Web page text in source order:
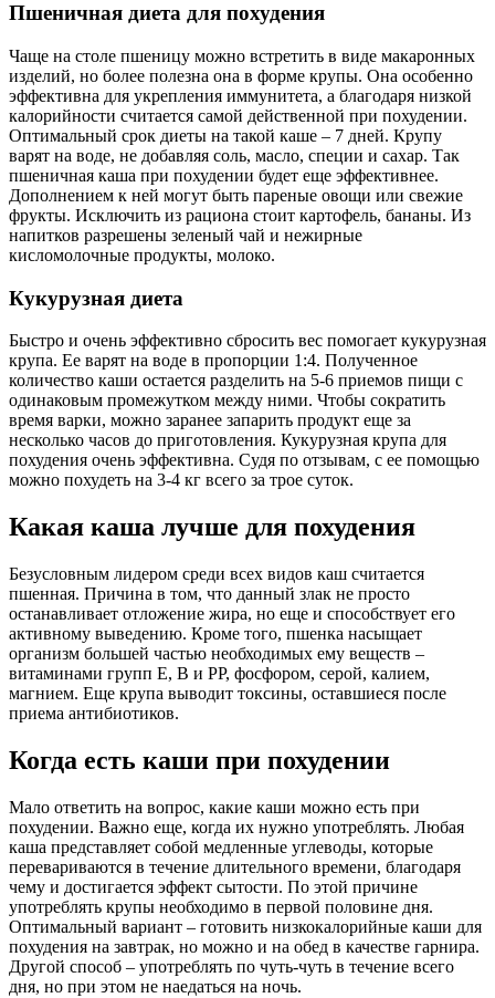
Пшеничная диета для похудения
Чаще на столе пшеницу можно встретить в виде макаронных
изделий, но более полезна она в форме крупы. Она особенно
эффективна для укрепления иммунитета, а благодаря низкой
калорийности считается самой действенной при похудении.
Оптимальный срок диеты на такой каше – 7 дней. Крупу
варят на воде, не добавляя соль, масло, специи и сахар. Так
пшеничная каша при похудении будет еще эффективнее.
Дополнением к ней могут быть пареные овощи или свежие
фрукты. Исключить из рациона стоит картофель, бананы. Из
напитков разрешены зеленый чай и нежирные
кисломолочные продукты, молоко.
Кукурузная диета
Быстро и очень эффективно сбросить вес помогает кукурузная
крупа. Ее варят на воде в пропорции 1:4. Полученное
количество каши остается разделить на 5-6 приемов пищи с
одинаковым промежутком между ними. Чтобы сократить
время варки, можно заранее запарить продукт еще за
несколько часов до приготовления. Кукурузная крупа для
похудения очень эффективна. Судя по отзывам, с ее помощью
можно похудеть на 3-4 кг всего за трое суток.
Какая каша лучше для похудения
Безусловным лидером среди всех видов каш считается
пшенная. Причина в том, что данный злак не просто
останавливает отложение жира, но еще и способствует его
активному выведению. Кроме того, пшенка насыщает
организм большей частью необходимых ему веществ –
витаминами групп Е, В и РР, фосфором, серой, калием,
магнием. Еще крупа выводит токсины, оставшиеся после
приема антибиотиков.
Когда есть каши при похудении
Мало ответить на вопрос, какие каши можно есть при
похудении. Важно еще, когда их нужно употреблять. Любая
каша представляет собой медленные углеводы, которые
перевариваются в течение длительного времени, благодаря
чему и достигается эффект сытости. По этой причине
употреблять крупы необходимо в первой половине дня.
Оптимальный вариант – готовить низкокалорийные каши для
похудения на завтрак, но можно и на обед в качестве гарнира.
Другой способ – употреблять по чуть-чуть в течение всего
дня, но при этом не наедаться на ночь.